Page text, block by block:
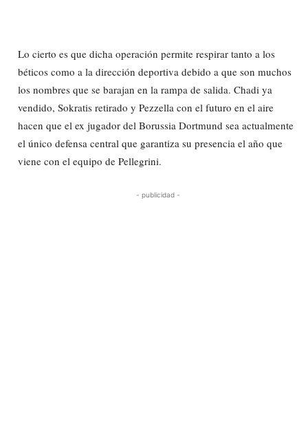
Lo cierto es que dicha operación permite respirar tanto a los
béticos como a la dirección deportiva debido a que son muchos
los nombres que se barajan en la rampa de salida. Chadi ya
vendido, Sokratis retirado y Pezzella con el futuro en el aire
hacen que el ex jugador del Borussia Dortmund sea actualmente
el único defensa central que garantiza su presencia el año que
viene con el equipo de Pellegrini.
- publicidad -